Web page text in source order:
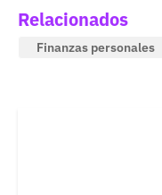
Relacionados
Finanzas personales